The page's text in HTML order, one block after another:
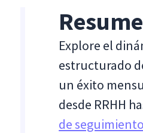
Explore el
estructurado
un éxito
desde RRHH
de